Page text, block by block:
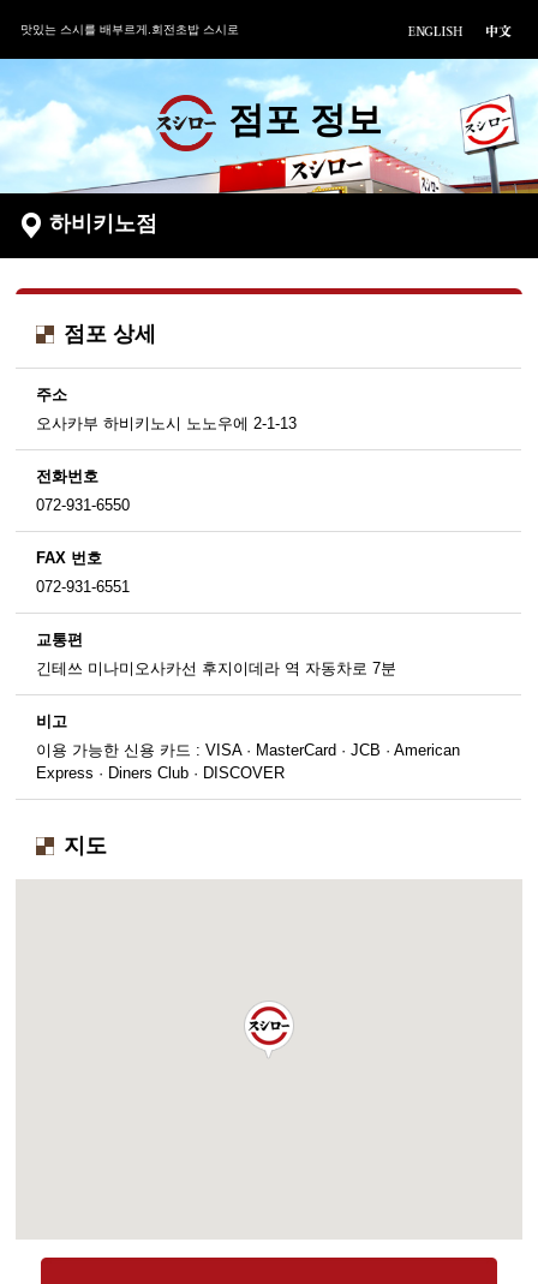
맛있는 스시를 배부르게.회전초밥 스시로
점포 정보
하비키노점
점포 상세
주소
오사카부 하비키노시 노노우에 2-1-13
전화번호
072-931-6550
FAX 번호
072-931-6551
교통편
긴테쓰 미나미오사카선 후지이데라 역 자동차로 7분
비고
이용 가능한 신용 카드 : VISA · MasterCard · JCB · American
Express · Diners Club · DISCOVER
지도